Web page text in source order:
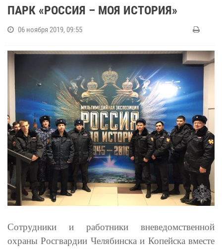
ПАРК «РОССИЯ – МОЯ ИСТОРИЯ»
06 ноября 2019, 09:55
Сотрудники и работники вневедомственной
охраны Росгвардии Челябинска и Копейска вместе